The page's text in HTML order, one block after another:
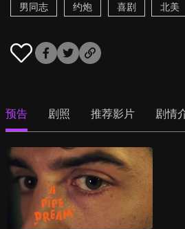
男同志
约炮 喜剧 北美
预告 剧照 推荐影片 剧情